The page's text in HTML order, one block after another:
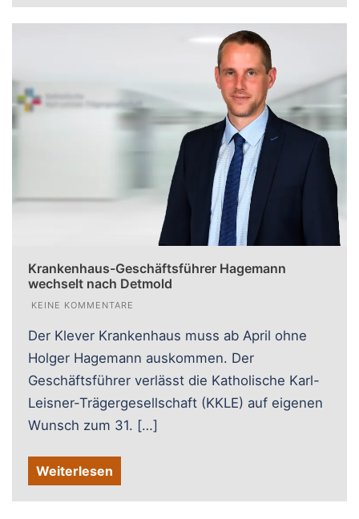
Krankenhaus-Geschäftsführer Hagemann
wechselt nach Detmold
KEINE KOMMENTARE
Der Klever Krankenhaus muss ab April ohne
Holger Hagemann auskommen. Der
Geschäftsführer verlässt die Katholische Karl-
Leisner-Trägergesellschaft (KKLE) auf eigenen
Wunsch zum 31. […]
Weiterlesen